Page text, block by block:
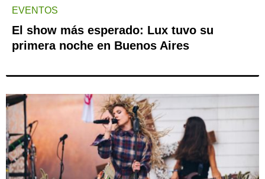
EVENTOS
El show más esperado: Lux tuvo su
primera noche en Buenos Aires